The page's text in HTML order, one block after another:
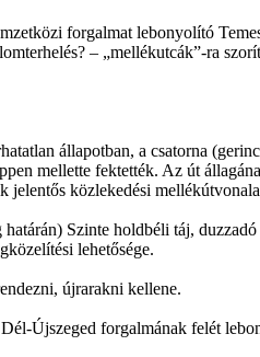
forgalmat lebonyolító
– „mellékutcák”-ra
állapotban, a csatorna
mellette fektették. Az út
jelentős közlekedési
Szinte holdbéli táj,
lehetősége.
újrarakni kellene.
Újszeged forgalmának felét